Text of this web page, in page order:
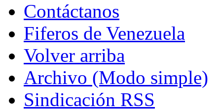
Contáctanos
Fiferos de Venezuela
Volver arriba
Archivo (Modo simple)
Sindicación RSS